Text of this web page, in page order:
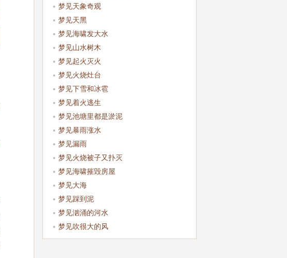
梦见天象奇观
梦见天黑
梦见海啸发大水
梦见山水树木
梦见起火灭火
梦见火烧灶台
梦见下雪和冰雹
梦见着火逃生
梦见池塘里都是淤泥
梦见暴雨涨水
梦见漏雨
梦见火烧被子又扑灭
梦见海啸摧毁房屋
梦见大海
梦见踩到泥
梦见汹涌的河水
梦见吹很大的风